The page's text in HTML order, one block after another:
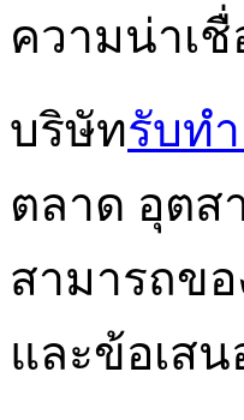
ความน่าเชื่
บริษัทรับทำ
ตลาด อุตส
สามารถข
และข้อเสน